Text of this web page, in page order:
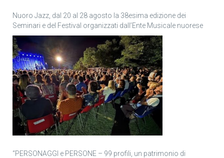
Nuoro Jazz, dal 20 al 28 agosto la 38esima edizione dei
Seminari e del Festival organizzati dall’Ente Musicale nuorese
“PERSONAGGI e PERSONE – 99 profili, un patrimonio di